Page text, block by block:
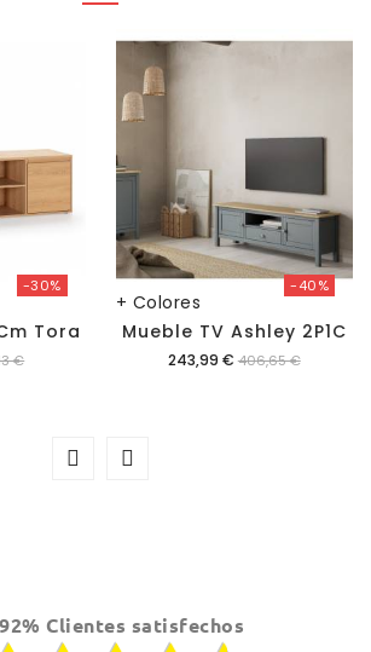
-30%
Tora
€
+ Colores
-40%
Mueble TV Ashley 2P1C
Precio
243,99 € 406,65 €
92% Clientes satisfechos